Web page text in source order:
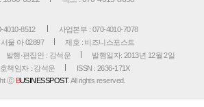
4010-8512
사업본부 : 070-4010-7078
울 아 02897
제호 : 비즈니스포스트
발행·편집인 : 강석운
발행일자: 2013년 12월 2일
책임자 : 강석운
ISSN : 2636-171X
ⓒ BUSINESSPOST. All rights reserved.